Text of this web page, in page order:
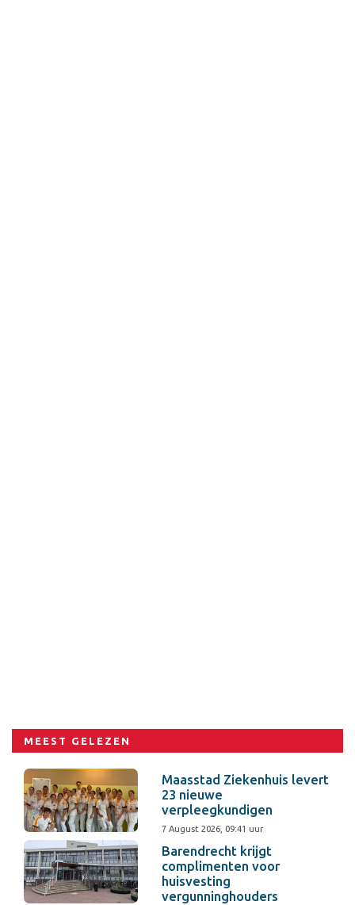
MEEST GELEZEN
Maasstad Ziekenhuis levert
23 nieuwe
verpleegkundigen
7 August 2026, 09:41 uur
Barendrecht krijgt
complimenten voor
huisvesting
vergunninghouders